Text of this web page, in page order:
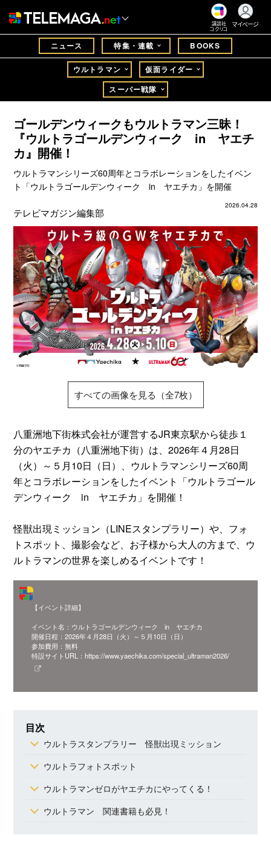
講談社
コクリコ
マイページ
ニュース 特集・連載 BOOKS
ウルトラマン
仮面ライダー
スーパー戦隊
ゴールデンウィークもウルトラマン三昧！
『ウルトラゴールデンウィーク in ヤエチ
カ』開催！
ウルトラマンシリーズ60周年とコラボレーションをしたイベン
ト「ウルトラゴールデンウィーク in ヤエチカ」を開催
2026.04.28
テレビマガジン編集部
すべての画像を見る（全7枚）
八重洲地下街株式会社が運営するJR東京駅から徒歩１
分のヤエチカ（八重洲地下街）は、2026年４月28日
（火）～５月10日（日）、ウルトラマンシリーズ60周
年とコラボレーションをしたイベント「ウルトラゴール
デンウィーク in ヤエチカ」を開催！
怪獣出現ミッション（LINEスタンプラリー）や、フォ
トスポット、撮影会など、お子様から大人の方まで、ウ
ルトラマンの世界を楽しめるイベントです！
【イベント詳細】
イベント名：ウルトラゴールデンウィーク in ヤエチカ
開催日程：2026年４月28日（火）～５月10日（日）
参加費用：無料
特設サイトURL：https://www.yaechika.com/special_ultraman2026/
目次
ウルトラスタンプラリー 怪獣出現ミッション
ウルトラフォトスポット
ウルトラマンゼロがヤエチカにやってくる！
ウルトラマン 関連書籍も必見！